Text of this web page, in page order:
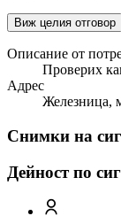
Виж целия отговор
Описание от
Проверих
Адрес
Железница,
Снимки на
Дейност по